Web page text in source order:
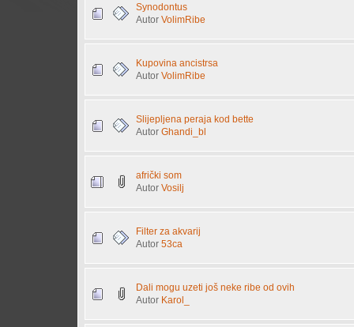
Synodontus
Autor VolimRibe
Kupovina ancistrsa
Autor VolimRibe
Slijepljena peraja kod bette
Autor Ghandi_bl
afrički som
Autor Vosilj
Filter za akvarij
Autor 53ca
Dali mogu uzeti još neke ribe od ovih
Autor Karol_